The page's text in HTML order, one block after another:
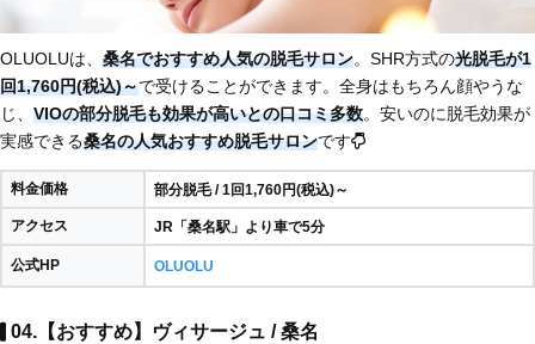
OLUOLUは、 桑名でおすすめ人気の脱毛サロン。SHR方式の光脱毛が1
回1,760円(税込)～で受けることができます。全身はもちろん顔やうな
じ、 VIOの部分脱毛も効果が高いとの口コミ多数。安いのに脱毛効果が
実感できる桑名の人気おすすめ脱毛サロンです
料金価格 部分脱毛 / 1回1,760円(税込)～
アクセス JR「桑名駅」より車で5分
公式HP OLUOLU
04.【おすすめ】ヴィサージュ / 桑名